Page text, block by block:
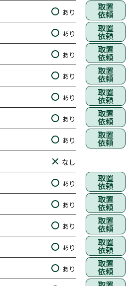
あり 取置
依頼
あり 取置
依頼
あり 取置
依頼
あり 取置
依頼
あり 取置
依頼
あり 取置
依頼
あり 取置
依頼
なし
あり 取置
依頼
あり 取置
依頼
あり 取置
依頼
あり 取置
依頼
あり 取置
依頼